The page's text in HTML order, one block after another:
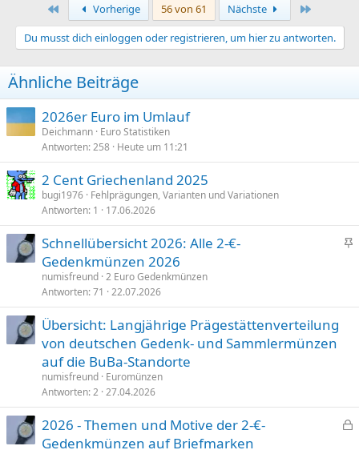
t
o
n
e
n
:
Erste Vorherige 56 von 61 Nächste
Du musst dich einloggen oder registrieren, um hier zu antworten.
Ähnliche Beiträge
2026er Euro im Umlauf
Deichmann Euro Statistiken
Antworten 258 Heute um 11:21
2 Cent Griechenland 2025
bugi1976 Fehlprägungen, Varianten und Variationen
Antworten 1 17.06.2026
A
p
Schnellübersicht 2026: Alle 2-€-
Gedenkmünzen 2026
numisfreund 2 Euro Gedenkmünzen
Antworten 71 22.07.2026
Übersicht: Langjährige Prägestättenverteilung
von deutschen Gedenk- und Sammlermünzen
auf die BuBa-Standorte
numisfreund Euromünzen
Antworten 2 27.04.2026
2026 - Themen und Motive der 2-€-
Gedenkmünzen auf Briefmarken